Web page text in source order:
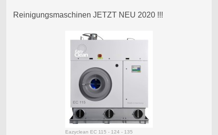
Reinigungsmaschinen JETZT NEU 2020 !!!
Eazyclean EC 115 - 124 - 135